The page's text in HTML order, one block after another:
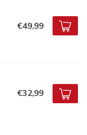
€49,99
€32,99